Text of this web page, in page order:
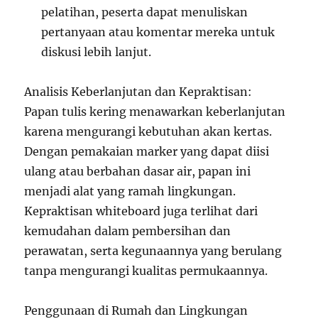
pelatihan, peserta dapat menuliskan
pertanyaan atau komentar mereka untuk
diskusi lebih lanjut.
Analisis Keberlanjutan dan Kepraktisan:
Papan tulis kering menawarkan keberlanjutan
karena mengurangi kebutuhan akan kertas.
Dengan pemakaian marker yang dapat diisi
ulang atau berbahan dasar air, papan ini
menjadi alat yang ramah lingkungan.
Kepraktisan whiteboard juga terlihat dari
kemudahan dalam pembersihan dan
perawatan, serta kegunaannya yang berulang
tanpa mengurangi kualitas permukaannya.
Penggunaan di Rumah dan Lingkungan